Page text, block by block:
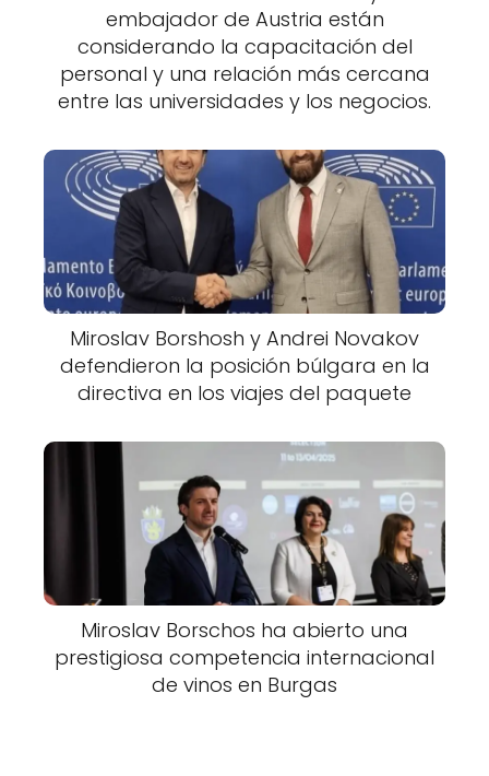
embajador de Austria están
considerando la capacitación del
personal y una relación más cercana
entre las universidades y los negocios.
Miroslav Borshosh y Andrei Novakov
defendieron la posición búlgara en la
directiva en los viajes del paquete
Miroslav Borschos ha abierto una
prestigiosa competencia internacional
de vinos en Burgas